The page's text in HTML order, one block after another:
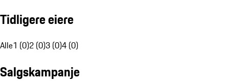
Tidligere eiere
Alle1 (0)2 (0)3 (0)4 (0)
Salgskampanje